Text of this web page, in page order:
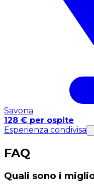
Savona
128 € per ospite
Esperienza condivisa
FAQ
Quali sono i